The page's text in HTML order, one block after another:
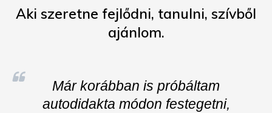
Aki szeretne fejlődni, tanulni, szívből
ajánlom.
Már korábban is próbáltam
autodidakta módon festegetni,